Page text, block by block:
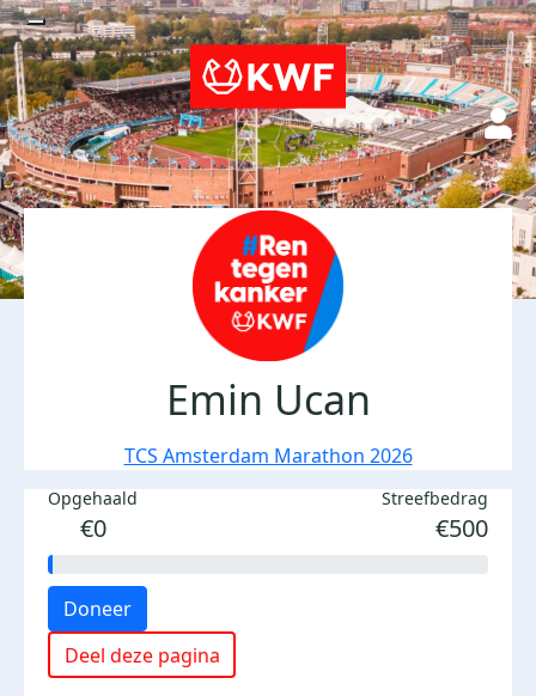
Emin Ucan
TCS Amsterdam Marathon 2026
Opgehaald
€0
Streefbedrag
€500
Doneer
Deel deze pagina